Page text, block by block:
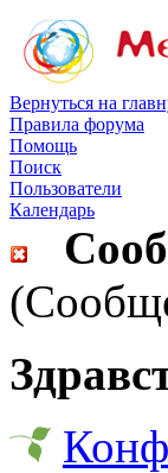
Вернуться на
Правила форума
Помощь
Поиск
Пользователи
Календарь